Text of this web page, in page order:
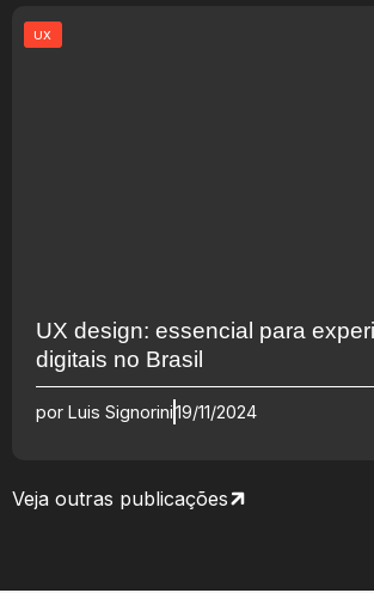
UX
UX design: essencial para
digitais no Brasil
por Luis Signorini19/11/2024
Veja outras publicações